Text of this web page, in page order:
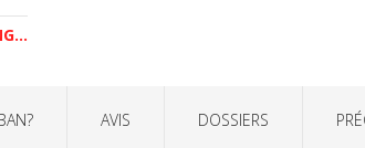
AVIS DOSSIERS